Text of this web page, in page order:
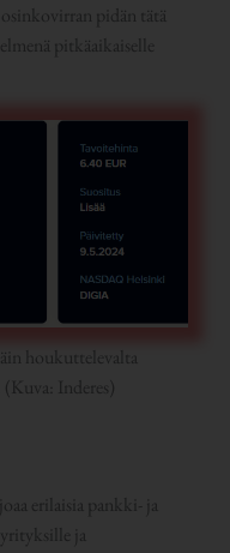
pidän tätä
pitkäaikaiselle
houkuttelevalta
Inderes)
erilaisia pankki- ja
ja